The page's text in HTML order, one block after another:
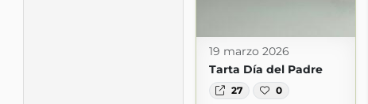
19 marzo 2026
Tarta Día del Padre
27 0